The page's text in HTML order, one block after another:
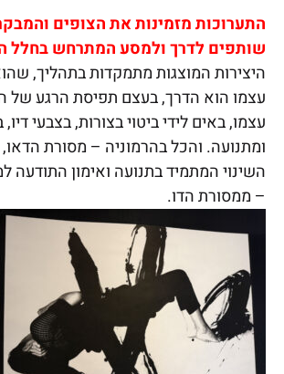
התערוכות מזמינות את הצופים
שותפים לדרך ולמסע המתרחש בחלל
היצירות המוצגות מתמקדות בתהליך,
עצמו הוא הדרך, בעצם תפיסת הרגע של
עצמו, באים לידי ביטוי בצורות, בצבעי
ומתנועה. והכל בהרמוניה – מסורת
השינוי המתמיד בתנועה ואימון התודעה
– ממסורת הדו.